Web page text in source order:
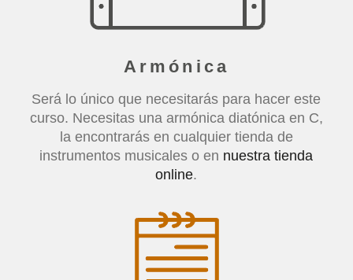
Armónica
Será lo único que necesitarás para hacer este
curso. Necesitas una armónica diatónica en C,
la encontrarás en cualquier tienda de
instrumentos musicales o en nuestra tienda
online.